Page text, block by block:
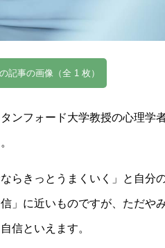
記事の画像（全 1 枚）
ンフォード大学教授の心理学
らきっとうまくいく」と自分
」に近いものですが、ただや
信といえます。